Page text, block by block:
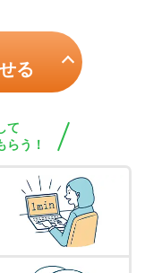
る
て
らう！